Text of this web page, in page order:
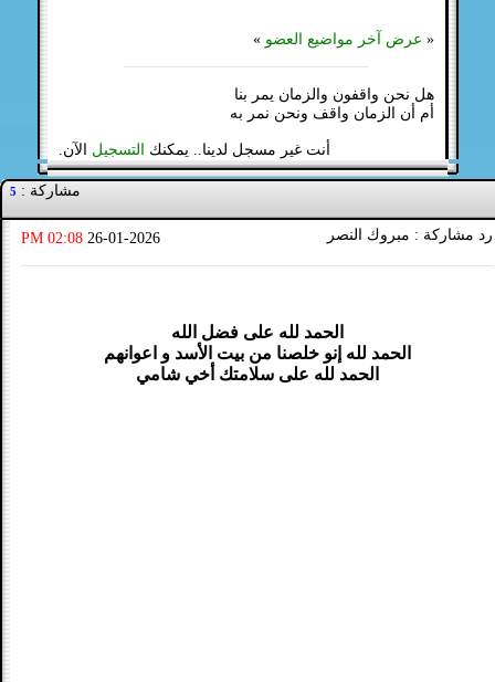
« عرض آخر مواضيع العضو »
هل نحن واقفون والزمان يمر بنا
أم أن الزمان واقف ونحن نمر به
أنت غير مسجل لدينا.. يمكنك التسجيل الآن.
مشاركة : 5
رد مشاركة : مبروك النصر 26-01-2026
02:08 PM
الحمد لله على فضل الله
الحمد لله إنو خلصنا من بيت الأسد و اعوانهم
الحمد لله على سلامتك أخي شامي